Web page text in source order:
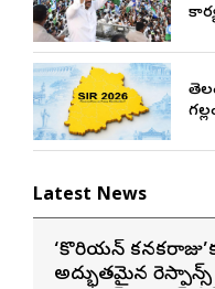
Latest News
‘కొరియన్
అద్భుతమైన